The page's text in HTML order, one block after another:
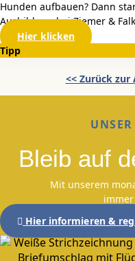
Hunden aufbauen? Dann
Ausbildung bei Ziemer &
Hier klicken
Tipp
<< Zurück
Bleib auf
Mit unserem
Hier informieren &